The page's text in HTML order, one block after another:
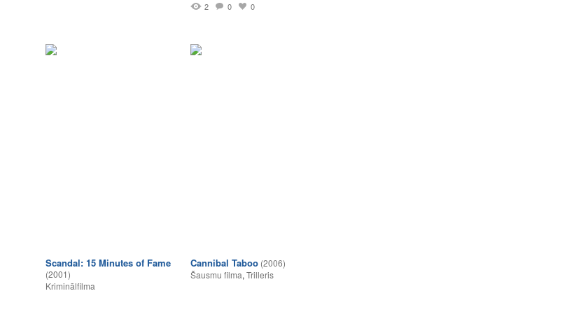
2 0 0
Scandal: 15 Minutes of Fame
(2001)
Kriminālfilma
Cannibal Taboo (2006)
Šausmu filma, Trilleris